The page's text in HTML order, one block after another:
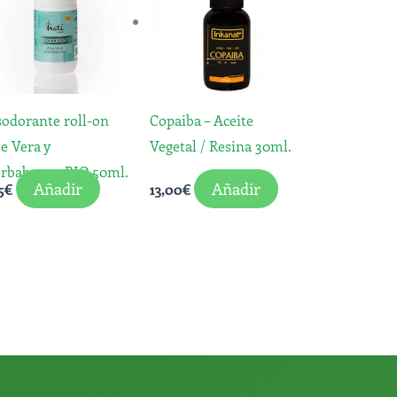
roll-on
Vera y
BIO 50ml.
€ Añadir
Copaiba – Aceite
Vegetal / Resina 30ml.
13,00€ Añadir